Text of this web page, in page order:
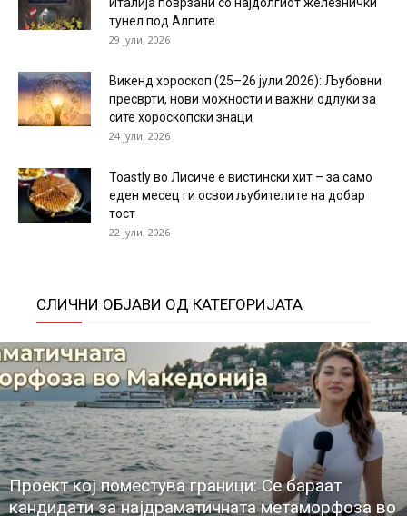
тунел под Алпите
29 јули, 2026
Викенд хороскоп (25–26 јули 2026): Љубовни
пресврти, нови можности и важни одлуки за
сите хороскопски знаци
24 јули, 2026
Toastly во Лисиче е вистински хит – за само
еден месец ги освои љубителите на добар
тост
22 јули, 2026
СЛИЧНИ ОБЈАВИ ОД КАТЕГОРИЈАТА
Проект кој поместува граници: Се бараат
кандидати за најдраматичната метаморфоза во